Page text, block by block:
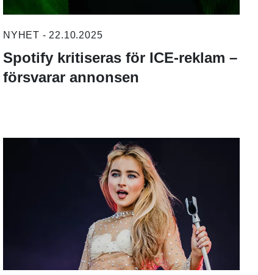
NYHET - 22.10.2025
Spotify kritiseras för ICE-reklam –
försvarar annonsen